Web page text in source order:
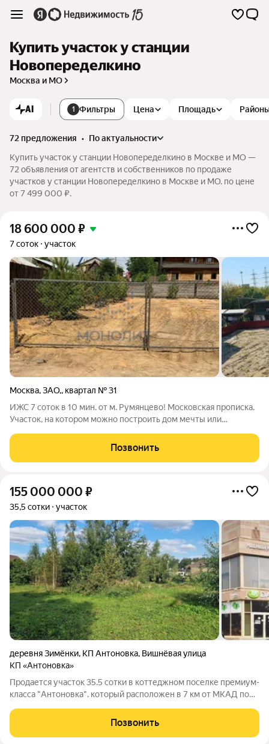
Купить участок у станции
Новопеределкино
Москва и МО
AI 1 Фильтры Цена Площадь
72 предложения •
по актуальности
Купить участок у станции Новопеределкино в Москве и МО —
72 объявления от агентств и собственников по продаже
участков у станции Новопеределкино в Москве и МО. по цене
от 7 499 000 ₽.
18 600 000 ₽
7 соток участок
Москва,ЗАО,, квартал № 31
ИЖС 7 соток в 10 мин. от м. Румянцево! Московская прописка.
Участок, на котором можно построить дом мечты или
ПРЕИМУЩЕСТВО:Метро рядом: Всего 10 минут пешком до ст.
Позвонить
155 000 000 ₽
35,5 сотки участок
деревня Зимёнки, КП Антоновка, Вишнёвая улица
КП «Антоновка»
Продается участок 35.5 сотки в коттеджном поселке премиум-
класса "Антоновка". который расположен в 7 км от МКАД по
особенности :поселок премиум-класса, центральные
коммуникации, развитая инфраструктура.
Позвонить